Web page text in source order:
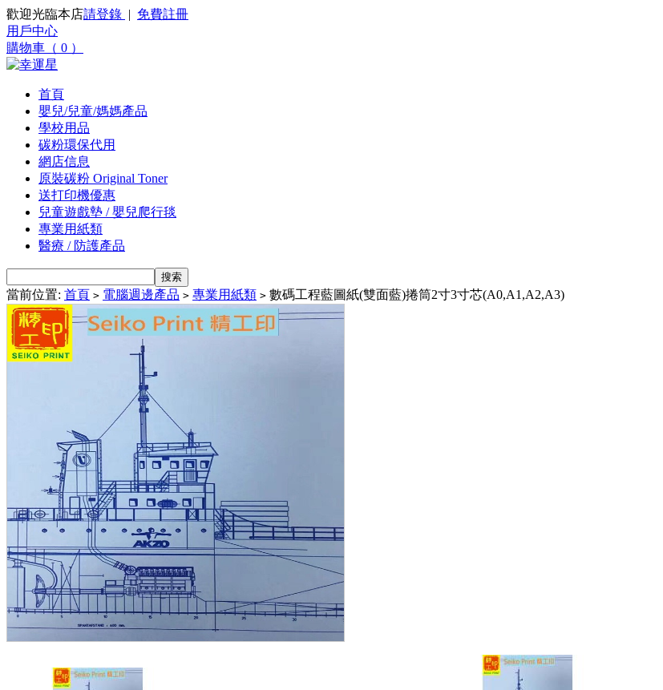
歡迎光臨本店請登錄 | 免費註冊
用戶中心
購物車（ 0 ）
首頁
嬰兒/兒童/媽媽產品
學校用品
碳粉環保代用
網店信息
原裝碳粉 Original Toner
送打印機優惠
兒童遊戲墊 / 嬰兒爬行毯
專業用紙類
醫療 / 防護產品
當前位置: 首頁 > 電腦週邊產品 > 專業用紙類 > 數碼工程藍圖紙(雙面藍)捲筒2寸3寸芯(A0,A1,A2,A3)